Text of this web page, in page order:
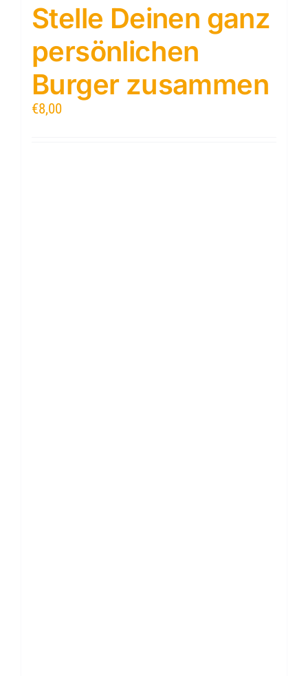
Stelle Deinen ganz
persönlichen
Burger zusammen
€8,00